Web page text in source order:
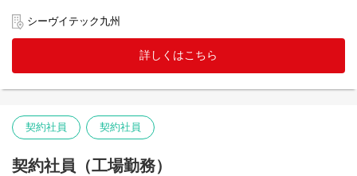
◎各種法令届出
◎社員教育等における庶務・アシスタント業務
その他付帯する資格・研修申し込みに関する業務、請求書処理、
注文書作成、電話対応等
シーヴイテック九州
詳しくはこちら
契約社員 契約社員
契約社員（工場勤務）